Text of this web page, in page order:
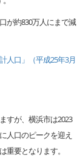
が約830万人にまで減
人口」（平成25年3月
すが、横浜市は2023
人口のピークを迎え
重要となります。